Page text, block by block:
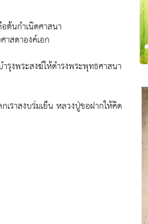
ต้นกำเนิดศาสนา
สดาองค์เอก
ำรุงพระสงฆ์ให้ดำรงพระพุทธศาสนา
ราสงบร่มเย็น หลวงปู่ขอฝากให้คิด